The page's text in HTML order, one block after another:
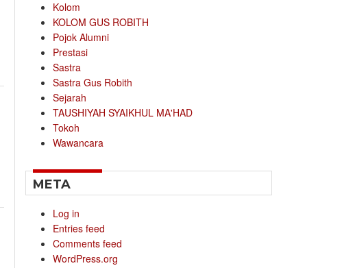
Kolom
KOLOM GUS ROBITH
Pojok Alumni
Prestasi
Sastra
Sastra Gus Robith
Sejarah
TAUSHIYAH SYAIKHUL MA'HAD
Tokoh
Wawancara
META
Log in
Entries feed
Comments feed
WordPress.org